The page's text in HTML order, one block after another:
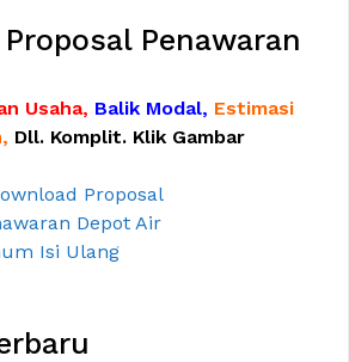
Penawaran
Usaha, Balik Modal, Estimasi
Dll. Komplit. Klik Gambar